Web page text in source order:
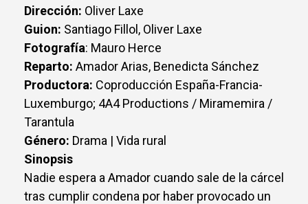
Dirección: Oliver Laxe
Guion: Santiago Fillol, Oliver Laxe
Fotografía: Mauro Herce
Reparto: Amador Arias, Benedicta Sánchez
Productora: Coproducción España-Francia-
Luxemburgo; 4A4 Productions / Miramemira /
Tarantula
Género: Drama | Vida rural
Sinopsis
Nadie espera a Amador cuando sale de la cárcel
tras cumplir condena por haber provocado un